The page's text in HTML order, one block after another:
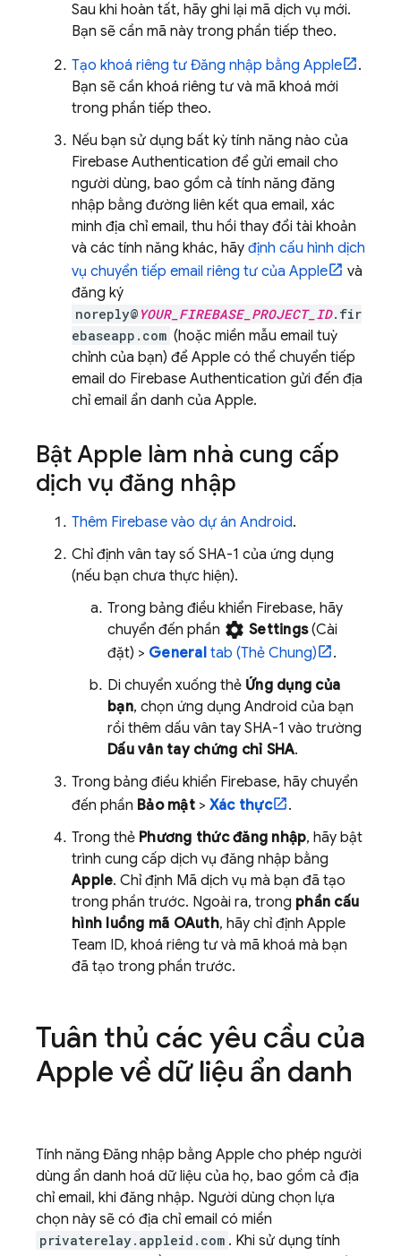
Sau khi hoàn tất, hãy ghi lại mã dịch vụ mới.
Bạn sẽ cần mã này trong phần tiếp theo.
Tạo khoá riêng tư Đăng nhập bằng Apple
.
Bạn sẽ cần khoá riêng tư và mã khoá mới
trong phần tiếp theo.
Nếu bạn sử dụng bất kỳ tính năng nào của
Firebase Authentication để gửi email cho
người dùng, bao gồm cả tính năng đăng
nhập bằng đường liên kết qua email, xác
minh địa chỉ email, thu hồi thay đổi tài khoản
và các tính năng khác, hãy định cấu hình dịch
vụ chuyển tiếp email riêng tư của Apple
và
đăng ký
noreply@ YOUR_FIREBASE_PROJECT_ID.fir
ebaseapp.com (hoặc miền mẫu email tuỳ
chỉnh của bạn) để Apple có thể chuyển tiếp
email do Firebase Authentication gửi đến địa
chỉ email ẩn danh của Apple.
Bật Apple làm nhà cung cấp
dịch vụ đăng nhập
Thêm Firebase vào dự án Android.
Chỉ định vân tay số SHA-1 của ứng dụng
(nếu bạn chưa thực hiện).
Trong bảng điều khiển Firebase, hãy
chuyển đến phần settings Settings(Cài
đặt) > Generaltab (Thẻ Chung)
.
Di chuyển xuống thẻ Ứng dụng của
bạn, chọn ứng dụng Android của bạn
rồi thêm dấu vân tay SHA-1 vào trường
Dấu vân tay chứng chỉ SHA.
Trong bảng điều khiển Firebase, hãy chuyển
đến phần Bảo mật> Xác thực
.
Trong thẻ Phương thức đăng nhập, hãy bật
trình cung cấp dịch vụ đăng nhập bằng
Apple. Chỉ định Mã dịch vụ mà bạn đã tạo
trong phần trước. Ngoài ra, trong phần cấu
hình luồng mã OAuth, hãy chỉ định Apple
Team ID, khoá riêng tư và mã khoá mà bạn
đã tạo trong phần trước.
Tuân thủ các yêu cầu của
Apple về dữ liệu ẩn danh
Tính năng Đăng nhập bằng Apple cho phép người
dùng ẩn danh hoá dữ liệu của họ, bao gồm cả địa
chỉ email, khi đăng nhập. Người dùng chọn lựa
chọn này sẽ có địa chỉ email có miền
privaterelay.appleid.com . Khi sử dụng tính